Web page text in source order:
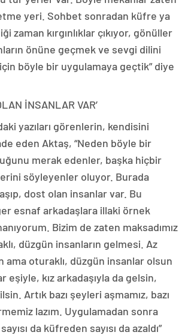
yeri. Sohbet sonradan küfre ya
zaman kırgınlıklar çıkıyor, gönüller
önüne geçmek ve sevgi dilini
böyle bir uygulamaya geçtik” diye
İNSANLAR VAR’
yazıları görenlerin, kendisini
eden Aktaş, “Neden böyle bir
merak edenler, başka hiçbir
söyleyenler oluyor. Burada
dost olan insanlar var. Bu
esnaf arkadaşlara illaki örnek
Bizim de zaten maksadımız
düzgün insanların gelmesi. Az
ama oturaklı, düzgün insanlar olsun
eşiyle, kız arkadaşıyla da gelsin,
Artık bazı şeyleri aşmamız, bazı
lazım. Uygulamadan sonra
da küfreden sayısı da azaldı”